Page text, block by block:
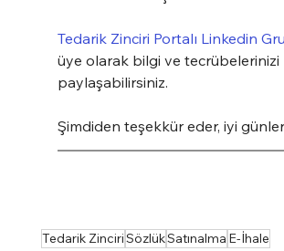
Tedarik Zinciri Portalı Linkedin
üye olarak bilgi ve tecrübelerinizi
paylaşabilirsiniz.
Şimdiden teşekkür eder, iyi
Tedarik ZinciriSözlükSatınalma E-İhale